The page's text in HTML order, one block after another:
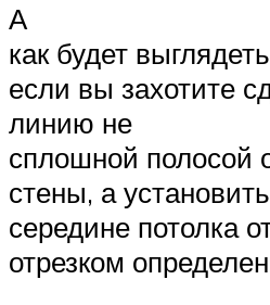
А
как будет
если вы захотите
линию не
сплошной полосой
стены, а
середине потолка
отрезком